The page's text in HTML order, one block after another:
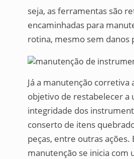
seja, as ferramentas são
encaminhadas para
rotina, mesmo sem danos
Já a manutenção corretiva
objetivo de restabelecer a
integridade dos
conserto de itens
peças, entre outras ações.
manutenção se inicia com